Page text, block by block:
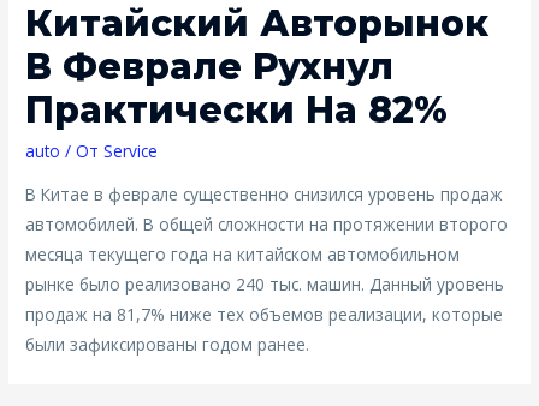
Китайский Авторынок
В Феврале Рухнул
Практически На 82%
auto / От Service
В Китае в феврале существенно снизился уровень продаж
автомобилей. В общей сложности на протяжении второго
месяца текущего года на китайском автомобильном
рынке было реализовано 240 тыс. машин. Данный уровень
продаж на 81,7% ниже тех объемов реализации, которые
были зафиксированы годом ранее.